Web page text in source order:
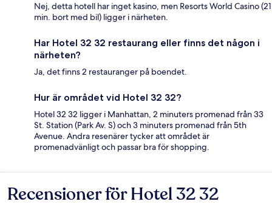
Nej, detta hotell har inget kasino, men Resorts World Casino (21
min. bort med bil) ligger i närheten.
Har Hotel 32 32 restaurang eller finns det någon i
närheten?
Ja, det finns 2 restauranger på boendet.
Hur är området vid Hotel 32 32?
Hotel 32 32 ligger i Manhattan, 2 minuters promenad från 33
St. Station (Park Av. S) och 3 minuters promenad från 5th
Avenue. Andra resenärer tycker att området är
promenadvänligt och passar bra för shopping.
Recensioner
Recensioner för Hotel 32 32